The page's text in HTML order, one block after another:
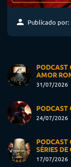
Publicado
AMOR
31/07/2026
PODCAST
24/07/2026
PODCAST
SÉRIES
17/07/2026